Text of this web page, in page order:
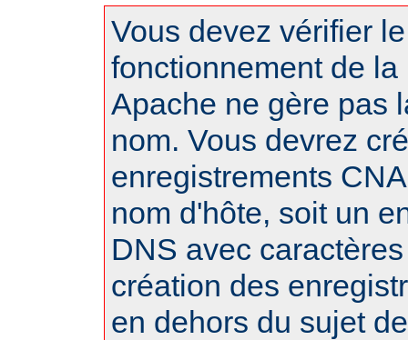
Vous devez vérifier
fonctionnement de
Apache ne gère pas
nom. Vous devrez
enregistrements
nom d'hôte, soit un
DNS avec
création des
en dehors du sujet